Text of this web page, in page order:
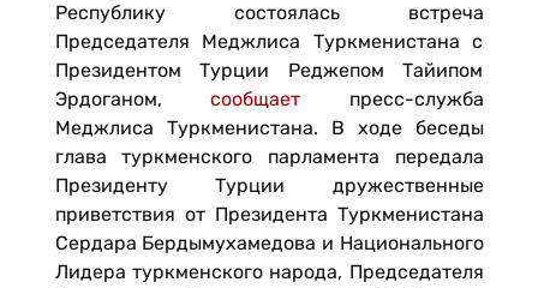
Республику состоялась встреча
Председателя Меджлиса Туркменистана с
Президентом Турции Реджепом Тайипом
Эрдоганом, сообщает пресс-служба
Меджлиса Туркменистана. В ходе беседы
глава туркменского парламента передала
Президенту Турции дружественные
приветствия от Президента Туркменистана
Сердара Бердымухамедова и Национального
Лидера туркменского народа, Председателя